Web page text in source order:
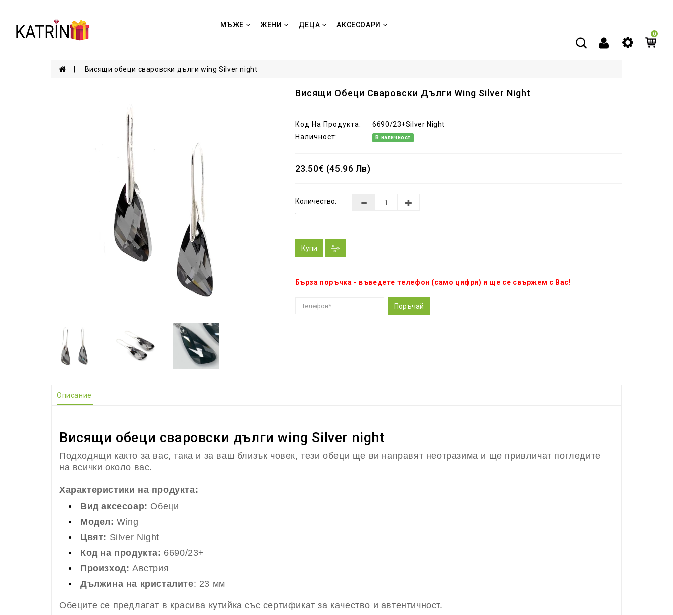
МЪЖЕ ЖЕНИ ДЕЦА АКСЕСОАРИ
0
Висящи обеци сваровски дълги wing Silver night
Висящи Обеци Сваровски Дълги Wing Silver Night
Код На Продукта:
6690/23+Silver Night
Наличност:
В наличност
23.50€ (45.96 Лв)
Количество:
:
Купи
Бърза поръчка - въведете телефон (само цифри) и ще се свържем с Вас!
Поръчай
Описание
Висящи обеци сваровски дълги wing Silver night
Подходящи както за вас, така и за ваш близък човек, тези обеци ще ви направят неотразима и ще привличат погледите
на всички около вас.
Характеристики на продукта:
Вид аксесоар: Обеци
Модел: Wing
Цвят: Silver Night
Код на продукта: 6690/23+
Произход: Австрия
Дължина на кристалите: 23 мм
Обеците се предлагат в красива кутийка със сертификат за качество и автентичност.